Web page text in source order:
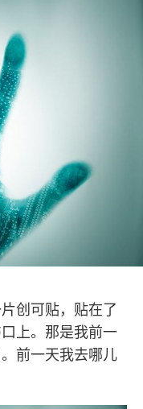
创可贴，贴在了
上。那是我前一
前一天我去哪儿